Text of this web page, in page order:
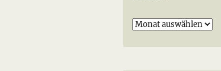
Archiv